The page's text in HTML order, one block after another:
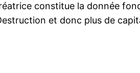
constitue la donnée
et donc plus de